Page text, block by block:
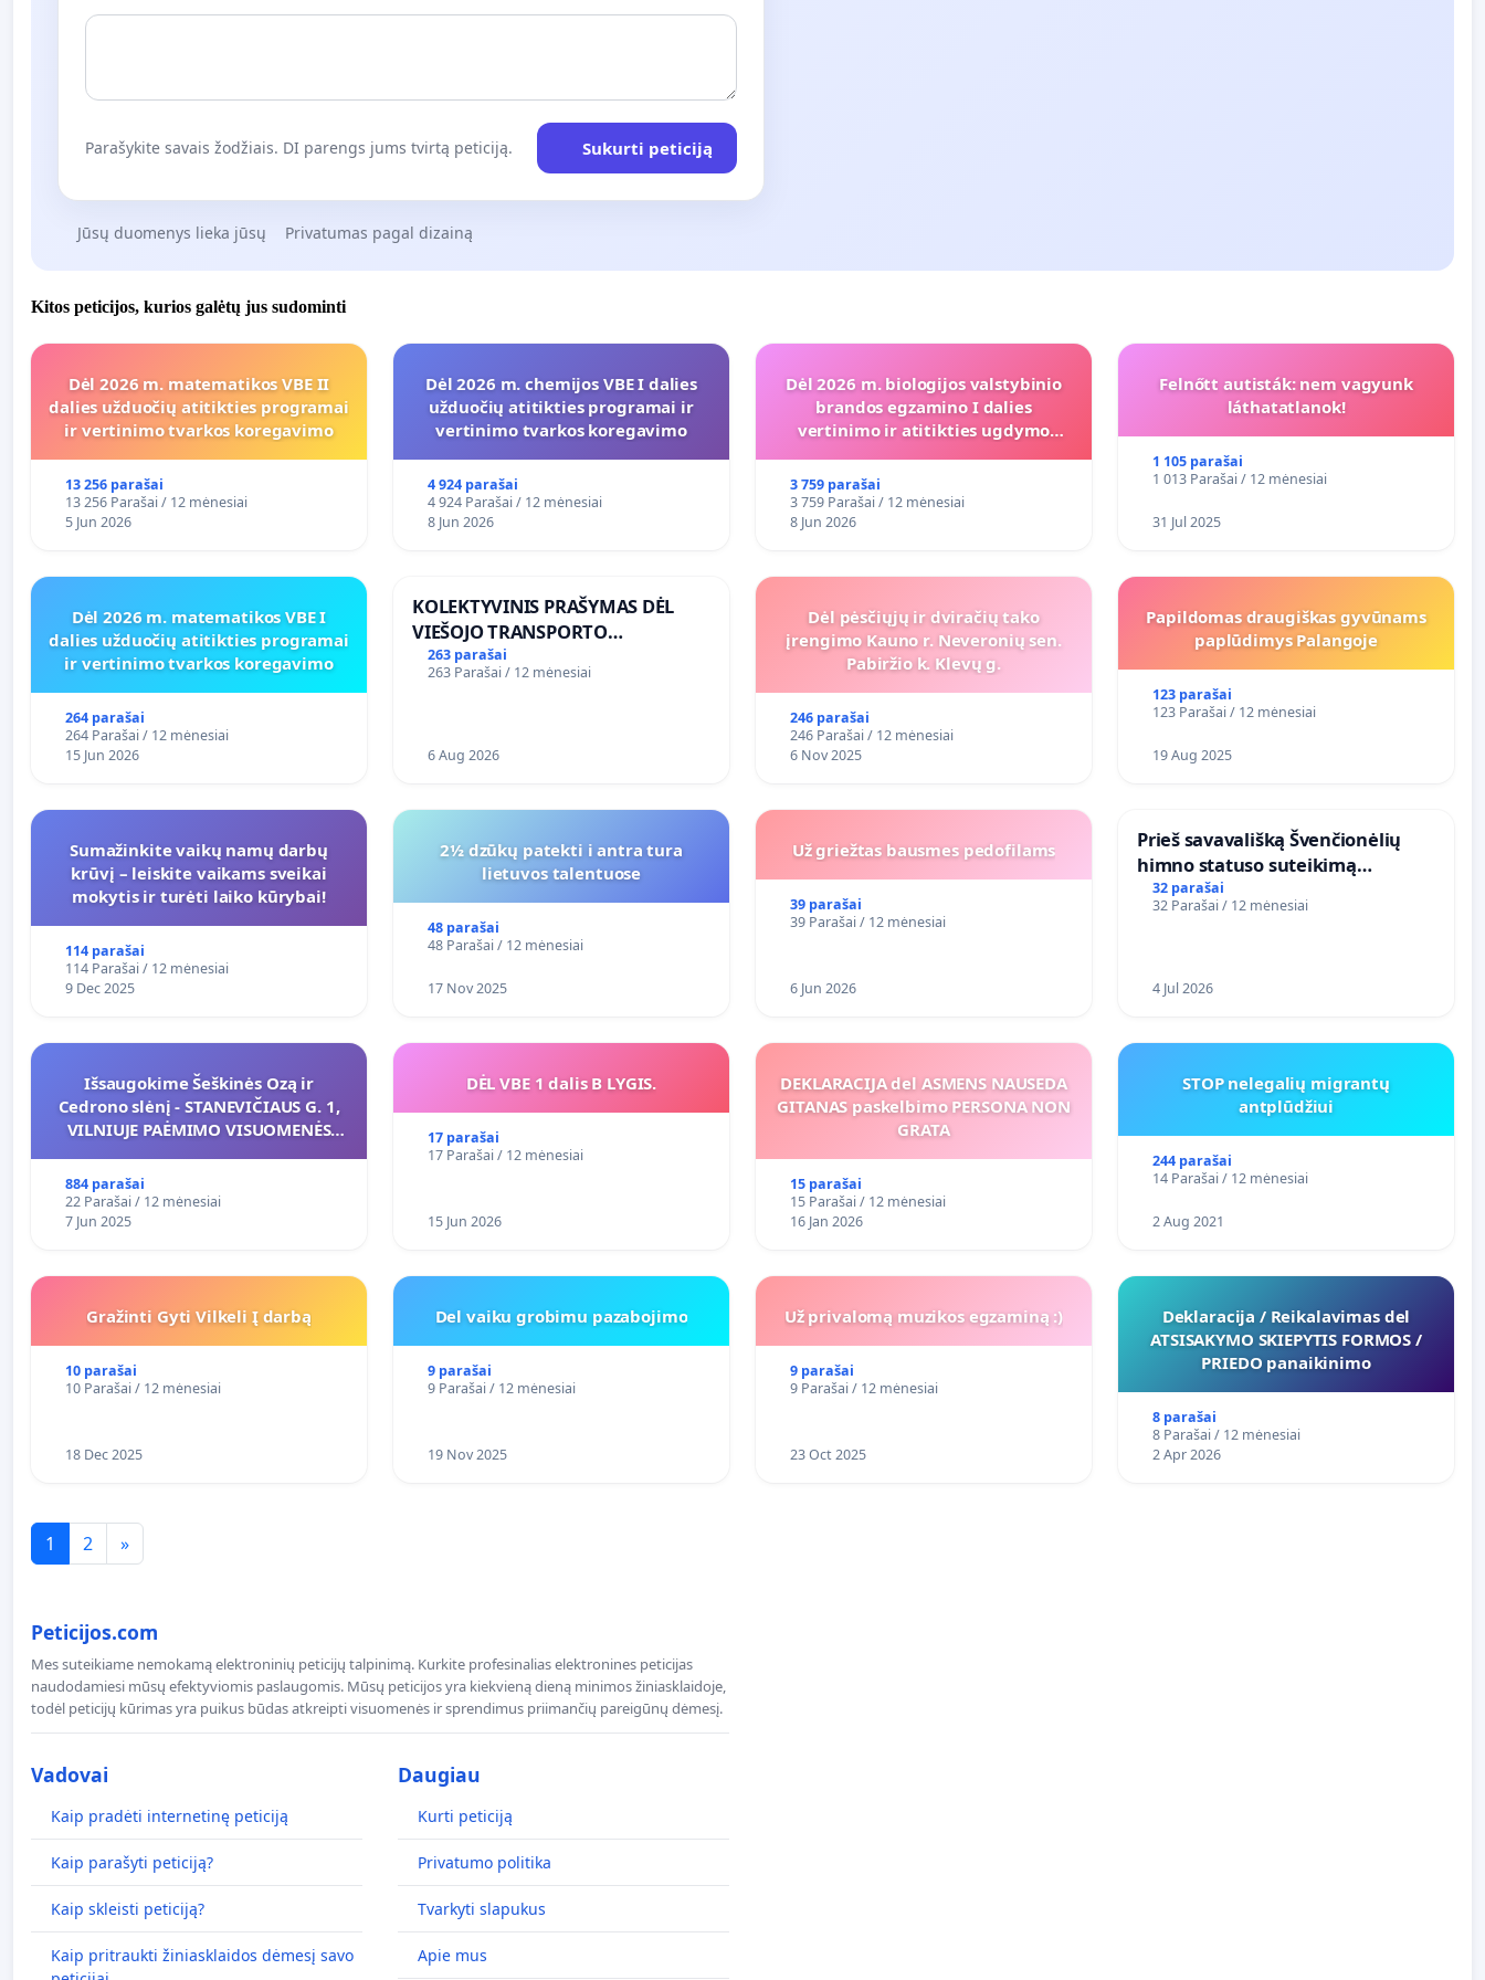
Parašykite savais žodžiais. DI parengs jums tvirtą peticiją. Sukurti peticiją
Jūsų duomenys lieka jūsų Privatumas pagal dizainą
Kitos peticijos, kurios galėtų jus sudominti
Dėl 2026 m. matematikos VBE II
dalies užduočių atitikties programai
ir vertinimo tvarkos koregavimo
13 256 parašai
13 256 Parašai / 12 mėnesiai
5 Jun 2026
Dėl 2026 m. chemijos VBE I dalies
užduočių atitikties programai ir
vertinimo tvarkos koregavimo
4 924 parašai
4 924 Parašai / 12 mėnesiai
8 Jun 2026
Dėl 2026 m. biologijos valstybinio
brandos egzamino I dalies
vertinimo ir atitikties ugdymo
3 759 parašai
3 759 Parašai / 12 mėnesiai
8 Jun 2026
Felnőtt autisták: nem vagyunk
láthatatlanok!
1 105 parašai
1 013 Parašai / 12 mėnesiai
31 Jul 2025
Dėl 2026 m. matematikos VBE I
dalies užduočių atitikties programai
ir vertinimo tvarkos koregavimo
264 parašai
264 Parašai / 12 mėnesiai
15 Jun 2026
KOLEKTYVINIS PRAŠYMAS DĖL
VIEŠOJO TRANSPORTO
SUSISIEKIMO GERINIMO
VOSYLIUKŲ KAIME
263 parašai
263 Parašai / 12 mėnesiai
6 Aug 2026
Dėl pėsčiųjų ir dviračių tako
įrengimo Kauno r. Neveronių sen.
Pabiržio k. Klevų g.
246 parašai
246 Parašai / 12 mėnesiai
6 Nov 2025
Papildomas draugiškas gyvūnams
paplūdimys Palangoje
123 parašai
123 Parašai / 12 mėnesiai
19 Aug 2025
Sumažinkite vaikų namų darbų
krūvį – leiskite vaikams sveikai
mokytis ir turėti laiko kūrybai!
114 parašai
114 Parašai / 12 mėnesiai
9 Dec 2025
2½ dzūkų patekti i antra tura
lietuvos talentuose
48 parašai
48 Parašai / 12 mėnesiai
17 Nov 2025
Už griežtas bausmes pedofilams
39 parašai
39 Parašai / 12 mėnesiai
6 Jun 2026
​Prieš savavališką Švenčionėlių
himno statuso suteikimą
atlikėjos Živilės dainai
32 parašai
32 Parašai / 12 mėnesiai
4 Jul 2026
Išsaugokime Šeškinės Ozą ir
Cedrono slėnį - STANEVIČIAUS G. 1,
VILNIUJE PAĖMIMO VISUOMENĖS
PRITAIKYMO VIEŠAJAI ŽELDYNŲ
FUNKCIJAI
884 parašai
22 Parašai / 12 mėnesiai
7 Jun 2025
DĖL VBE 1 dalis B LYGIS.
17 parašai
17 Parašai / 12 mėnesiai
15 Jun 2026
DEKLARACIJA del ASMENS NAUSEDA
GITANAS paskelbimo PERSONA NON
GRATA
15 parašai
15 Parašai / 12 mėnesiai
16 Jan 2026
STOP nelegalių migrantų
antplūdžiui
244 parašai
14 Parašai / 12 mėnesiai
2 Aug 2021
Gražinti Gyti Vilkeli Į darbą
10 parašai
10 Parašai / 12 mėnesiai
18 Dec 2025
Del vaiku grobimu pazabojimo
9 parašai
9 Parašai / 12 mėnesiai
19 Nov 2025
Už privalomą muzikos egzaminą :)
9 parašai
9 Parašai / 12 mėnesiai
23 Oct 2025
Deklaracija / Reikalavimas del
ATSISAKYMO SKIEPYTIS FORMOS /
PRIEDO panaikinimo
8 parašai
8 Parašai / 12 mėnesiai
2 Apr 2026
1 2 »
Peticijos.com
Mes suteikiame nemokamą elektroninių peticijų talpinimą. Kurkite profesinalias elektronines peticijas
naudodamiesi mūsų efektyviomis paslaugomis. Mūsų peticijos yra kiekvieną dieną minimos žiniasklaidoje,
todėl peticijų kūrimas yra puikus būdas atkreipti visuomenės ir sprendimus priimančių pareigūnų dėmesį.
Vadovai
Kaip pradėti internetinę peticiją
Kaip parašyti peticiją?
Kaip skleisti peticiją?
Kaip pritraukti žiniasklaidos dėmesį savo
Daugiau
Kurti peticiją
Privatumo politika
Tvarkyti slapukus
Apie mus